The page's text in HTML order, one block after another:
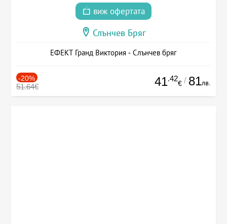
виж офертата
Слънчев Бряг
ЕФЕКТ Гранд Виктория - Слънчев бряг
-20%
51.64€ 41.42
€ / 81лв.